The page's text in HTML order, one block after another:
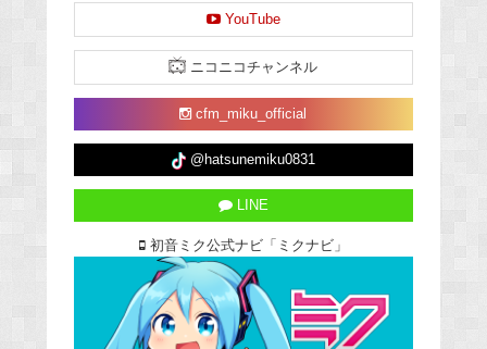
YouTube
ニコニコチャンネル
cfm_miku_official
@hatsunemiku0831
LINE
初音ミク公式ナビ「ミクナビ」